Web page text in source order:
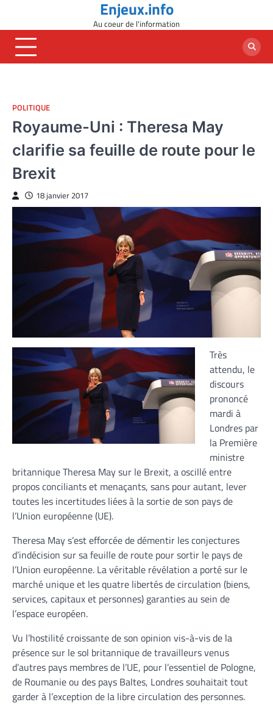
content
Enjeux.info
Au coeur de l'information
POLITIQUE
Royaume-Uni : Theresa May
clarifie sa feuille de route pour le
Brexit
18 janvier 2017
Très
attendu, le
discours
prononcé
mardi à
Londres par
la Première
ministre
britannique Theresa May sur le Brexit, a oscillé entre
propos conciliants et menaçants, sans pour autant, lever
toutes les incertitudes liées à la sortie de son pays de
l’Union européenne (UE).
Theresa May s’est efforcée de démentir les conjectures
d’indécision sur sa feuille de route pour sortir le pays de
l’Union européenne. La véritable révélation a porté sur le
marché unique et les quatre libertés de circulation (biens,
services, capitaux et personnes) garanties au sein de
l’espace européen.
Vu l’hostilité croissante de son opinion vis-à-vis de la
présence sur le sol britannique de travailleurs venus
d’autres pays membres de l’UE, pour l’essentiel de Pologne,
de Roumanie ou des pays Baltes, Londres souhaitait tout
garder à l’exception de la libre circulation des personnes.